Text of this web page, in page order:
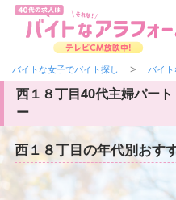
バイトな女子でバイト探し バイ
西１８丁目40代主婦パー
ー
西１８丁目の年代別おす